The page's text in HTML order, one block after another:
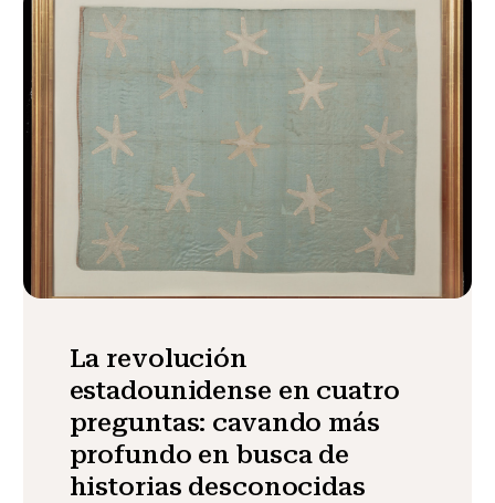
La revolución
estadounidense en cuatro
preguntas: cavando más
profundo en busca de
historias desconocidas